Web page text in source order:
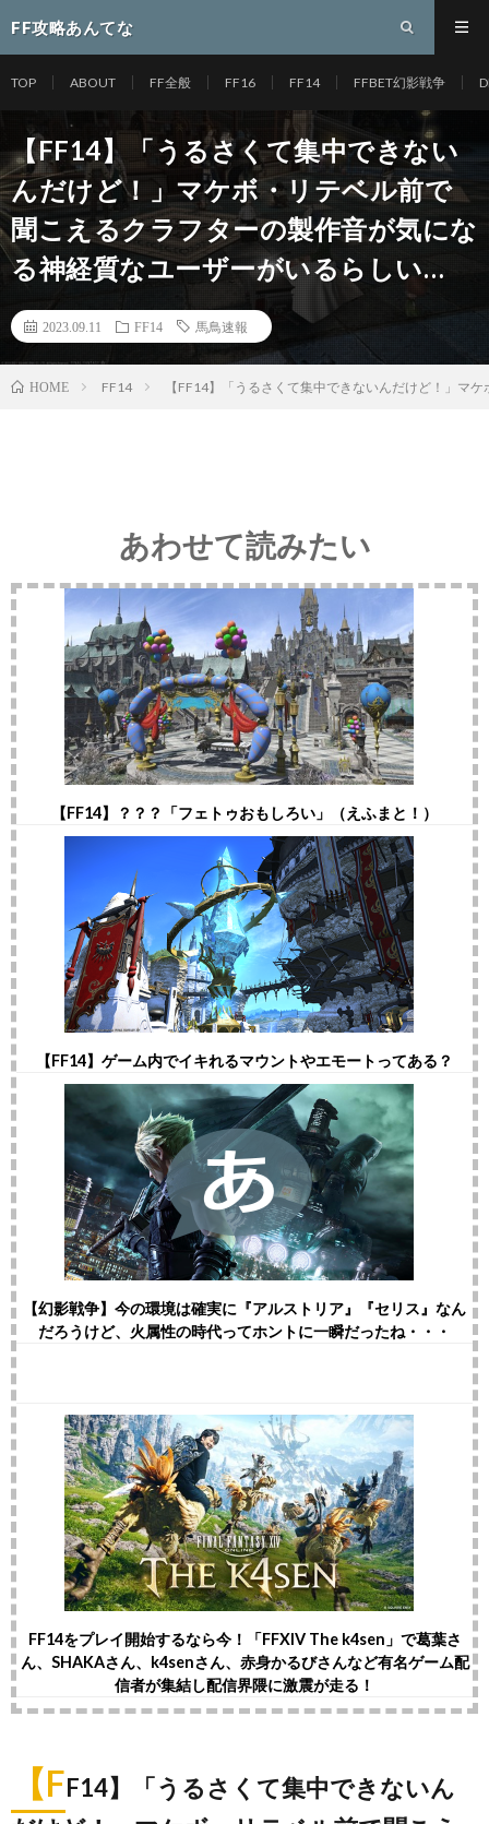
FF攻略あんてな
TOP ABOUT FF全般 FF16 FF14 FFBET幻影戦争
【FF14】「うるさくて集中できない
んだけど！」マケボ・リテベル前で
聞こえるクラフターの製作音が気にな
る神経質なユーザーがいるらしい…
2023.09.11 FF14 馬鳥速報
HOME FF14 【FF14】「うるさくて集中できないんだけど！」マ
あわせて読みたい
【FF14】？？？「フェトゥおもしろい」（えふまと！）
【FF14】ゲーム内でイキれるマウントやエモートってある？
【幻影戦争】今の環境は確実に『アルストリア』『セリス』なん
だろうけど、火属性の時代ってホントに一瞬だったね・・・
FF14をプレイ開始するなら今！「FFXIV The k4sen」で葛葉さ
ん、SHAKAさん、k4senさん、赤身かるびさんなど有名ゲーム配
信者が集結し配信界隈に激震が走る！
【FF14】「うるさくて集中できないん